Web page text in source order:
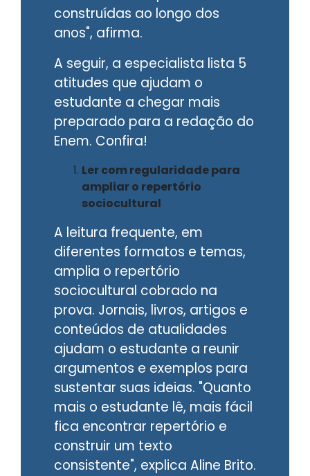
construídas ao longo dos
anos", afirma.
A seguir, a especialista lista 5
atitudes que ajudam o
estudante a chegar mais
preparado para a redação do
Enem. Confira!
Ler com regularidade para
ampliar o repertório
sociocultural
A leitura frequente, em
diferentes formatos e temas,
amplia o repertório
sociocultural cobrado na
prova. Jornais, livros, artigos e
conteúdos de atualidades
ajudam o estudante a reunir
argumentos e exemplos para
sustentar suas ideias. "Quanto
mais o estudante lê, mais fácil
fica encontrar repertório e
construir um texto
consistente", explica Aline Brito.